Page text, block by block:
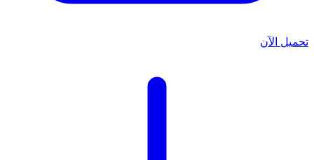
تحميل الآن